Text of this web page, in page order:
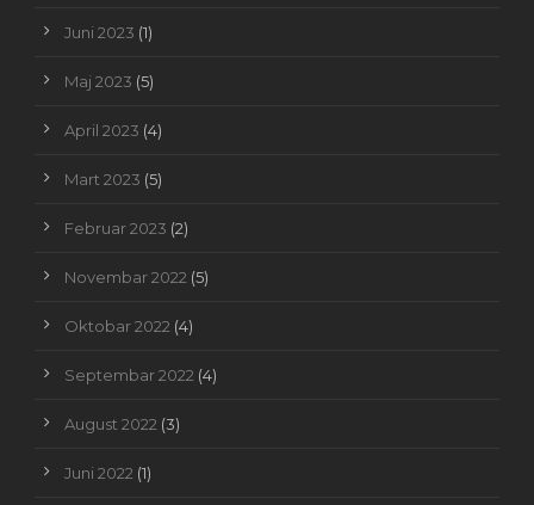
Juni 2023 (1)
Maj 2023 (5)
April 2023 (4)
Mart 2023 (5)
Februar 2023 (2)
Novembar 2022 (5)
Oktobar 2022 (4)
Septembar 2022 (4)
August 2022 (3)
Juni 2022 (1)